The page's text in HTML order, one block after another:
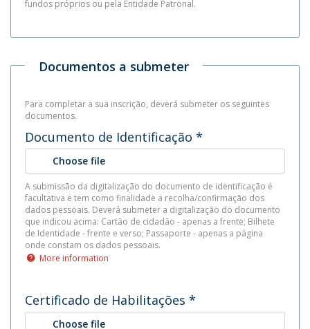
fundos próprios ou pela Entidade Patronal.
Documentos a submeter
Para completar a sua inscrição, deverá submeter os seguintes
documentos.
Documento de Identificação *
Choose file
A submissão da digitalização do documento de identificação é
facultativa e tem como finalidade a recolha/confirmação dos
dados pessoais. Deverá submeter a digitalização do documento
que indicou acima: Cartão de cidadão - apenas a frente; Bilhete
de Identidade - frente e verso; Passaporte - apenas a página
onde constam os dados pessoais.
More information
Certificado de Habilitações *
Choose file